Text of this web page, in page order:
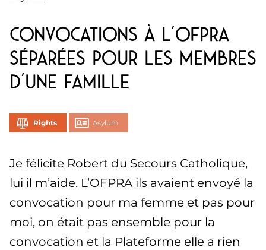
Convocations à l’OFPRA
séparées pour les membres
d’une famille
Rights Asylum
Je félicite Robert du Secours Catholique,
lui il m’aide. L’OFPRA ils avaient envoyé la
convocation pour ma femme et pas pour
moi, on était pas ensemble pour la
convocation et la Plateforme elle a rien